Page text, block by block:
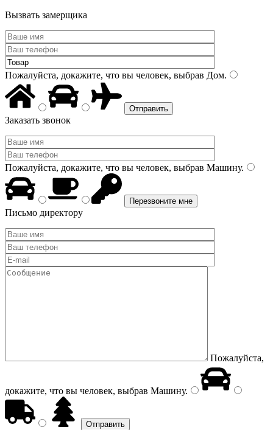
Вызвать замерщика
Пожалуйста, докажите, что вы человек, выбрав Дом.
Заказать звонок
Пожалуйста, докажите, что вы человек, выбрав Машину.
Письмо директору
Пожалуйста,
докажите, что вы человек, выбрав Машину.